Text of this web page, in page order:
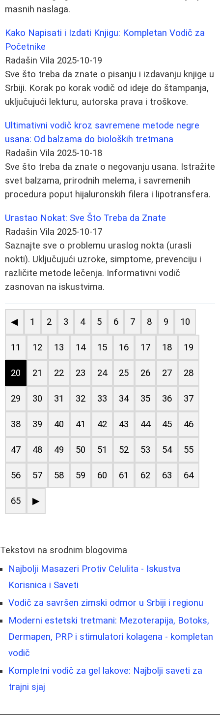
masnih naslaga.
Kako Napisati i Izdati Knjigu: Kompletan Vodič za
Početnike
Radašin Vila 2025-10-19
Sve što treba da znate o pisanju i izdavanju knjige u
Srbiji. Korak po korak vodič od ideje do štampanja,
uključujući lekturu, autorska prava i troškove.
Ultimativni vodič kroz savremene metode negre
usana: Od balzama do bioloških tretmana
Radašin Vila 2025-10-18
Sve što treba da znate o negovanju usana. Istražite
svet balzama, prirodnih melema, i savremenih
procedura poput hijaluronskih filera i lipotransfera.
Urastao Nokat: Sve Što Treba da Znate
Radašin Vila 2025-10-17
Saznajte sve o problemu uraslog nokta (urasli
nokti). Uključujući uzroke, simptome, prevenciju i
različite metode lečenja. Informativni vodič
zasnovan na iskustvima.
◀ 1 2 3 4 5 6 7 8 9 10
11 12 13 14 15 16 17 18 19
20 21 22 23 24 25 26 27 28
29 30 31 32 33 34 35 36 37
38 39 40 41 42 43 44 45 46
47 48 49 50 51 52 53 54 55
56 57 58 59 60 61 62 63 64
65 ▶
Tekstovi na srodnim blogovima
Najbolji Masazeri Protiv Celulita - Iskustva
Korisnica i Saveti
Vodič za savršen zimski odmor u Srbiji i regionu
Moderni estetski tretmani: Mezoterapija, Botoks,
Dermapen, PRP i stimulatori kolagena - kompletan
vodič
Kompletni vodič za gel lakove: Najbolji saveti za
trajni sjaj